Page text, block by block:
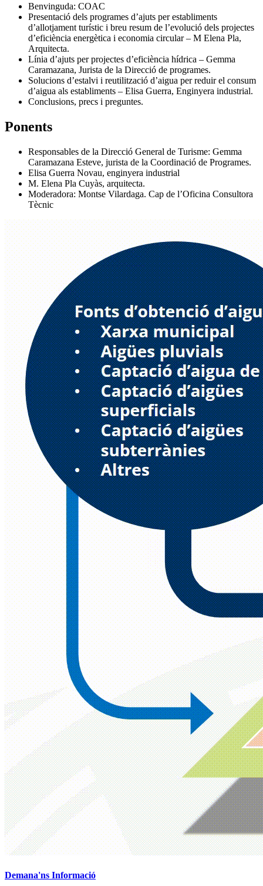
Benvinguda: COAC
Presentació dels programes d’ajuts per establiments
d’allotjament turístic i breu resum de l’evolució dels projectes
d’eficiència energètica i economia circular – M Elena Pla,
Arquitecta.
Línia d’ajuts per projectes d’eficiència hídrica – Gemma
Caramazana, Jurista de la Direcció de programes.
Solucions d’estalvi i reutilització d’aigua per reduir el consum
d’aigua als establiments – Elisa Guerra, Enginyera industrial.
Conclusions, precs i preguntes.
Ponents
Responsables de la Direcció General de Turisme: Gemma
Caramazana Esteve, jurista de la Coordinació de Programes.
Elisa Guerra Novau, enginyera industrial
M. Elena Pla Cuyàs, arquitecta.
Moderadora: Montse Vilardaga. Cap de l’Oficina Consultora
Tècnic
Demana'ns Informació